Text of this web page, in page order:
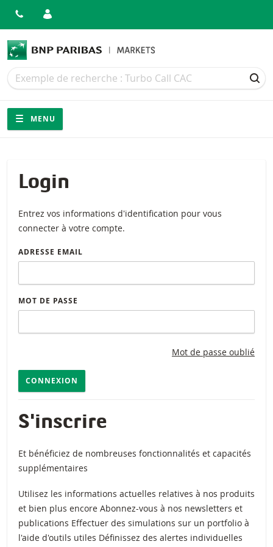
Recherche
Recherche
Navigation
Navigation sur le site
MENU
Login
Entrez vos informations d'identification pour vous
connecter à votre compte.
ADRESSE EMAIL
MOT DE PASSE
Mot de passe oublié
CONNEXION
S'inscrire
Et bénéficiez de nombreuses fonctionnalités et capacités
supplémentaires
Utilisez les informations actuelles relatives à nos produits
et bien plus encore Abonnez-vous à nos newsletters et
publications Effectuer des simulations sur un portfolio à
l'aide d'outils utiles Définissez des alertes individuelles